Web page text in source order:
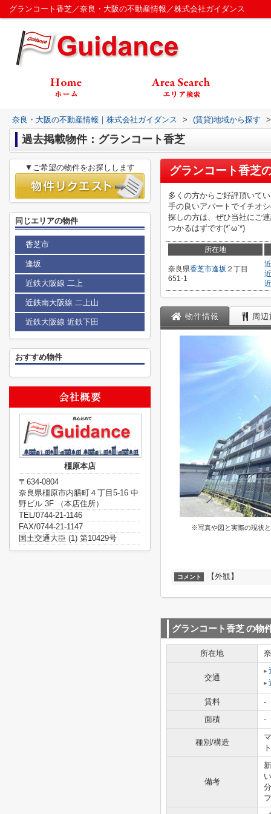
グランコート香芝／奈良・大阪の不動産情報／株式会社ガイダンス
奈良・大阪の不動産情報｜株式会社ガイダンス > (賃貸)地域から探す >
過去掲載物件：グランコート香芝
グランコート香芝
多くの方からご好評頂いて
手の良いアパートでイチオ
探しの方は、ぜひ当社にご
つかるはずです(*´ω`*)
所在地
奈良県香芝市逢坂 ２丁目
651-1
物件情報 周
※写真や図と実際の現状
コメント 【外観】
グランコート香芝の物
所在地
交通
賃料
-
面積
-
種別/構造
ト
備考
▼ご希望の物件をお探しします
同じエリアの物件
香芝市
逢坂
近鉄大阪線 二上
近鉄南大阪線 二上山
近鉄大阪線 近鉄下田
おすすめ物件
橿原本店
〒634-0804
奈良県橿原市内膳町４丁目5-16 中
野ビル 3F （本店住所）
TEL/0744-21-1146
FAX/0744-21-1147
国土交通大臣 (1) 第10429号